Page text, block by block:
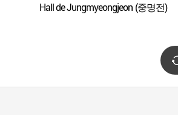
Hall de Jungmyeongjeon (중명전)